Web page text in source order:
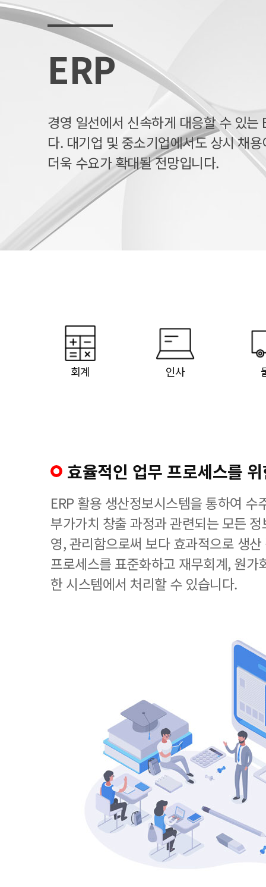
ERP
경영 일선에서 신속하게 대응할 수 있는
다. 대기업 및 중소기업에서도 상시 채
더욱 수요가 확대될 전망입니다.
회계 인사
효율적인 업무 프로세스를
ERP 활용 생산정보시스템을 통하여 수
부가가치 창출 과정과 관련되는 모든
영, 관리함으로써 보다 효과적으로 생
프로세스를 표준화하고 재무회계, 원가
한 시스템에서 처리할 수 있습니다.